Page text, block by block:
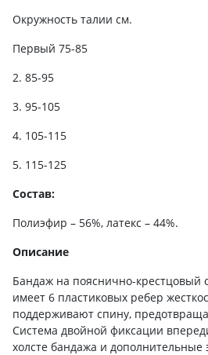
Окружность талии см.
Первый 75-85
2. 85-95
3. 95-105
4. 105-115
5. 115-125
Состав:
Полиэфир – 56%, латекс – 44%.
Описание
Бандаж на пояснично-крестцовый
имеет 6 пластиковых ребер
поддерживают спину,
Система двойной фиксации
холсте бандажа и дополнительные